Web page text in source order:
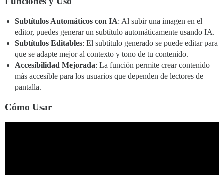
Subtítulos Automáticos con IA: Al subir una imagen en el
editor, puedes generar un subtítulo automáticamente usando IA.
Subtítulos Editables: El subtítulo generado se puede editar para
que se adapte mejor al contexto y tono de tu contenido.
Accesibilidad Mejorada: La función permite crear contenido
más accesible para los usuarios que dependen de lectores de
pantalla.
Cómo Usar